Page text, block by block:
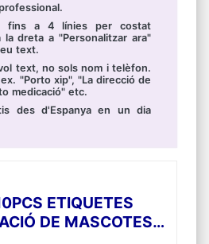
fins a 4 línies per costat
la dreta a "Personalitzar ara"
text.
text, no sols nom i telèfon.
"Porto xip", "La direcció de
medicació" etc.
des d'Espanya en un dia
ETIQUETES
DE MASCOTES